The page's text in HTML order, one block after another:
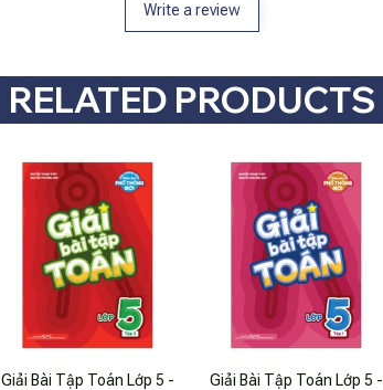
Write a review
RELATED PRODUCTS
Giải Bài Tập Toán Lớp 5 -
Giải Bài Tập Toán Lớp 5 -